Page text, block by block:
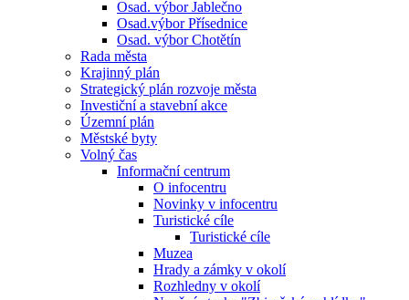
Osad. výbor Jablečno
Osad.výbor Přísednice
Osad. výbor Chotětín
Rada města
Krajinný plán
Strategický plán rozvoje města
Investiční a stavební akce
Územní plán
Městské byty
Volný čas
Informační centrum
O infocentru
Novinky v infocentru
Turistické cíle
Turistické cíle
Muzea
Hrady a zámky v okolí
Rozhledny v okolí